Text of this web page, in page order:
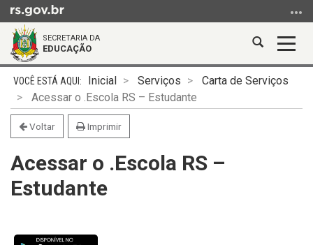
para
conteúdo
menu
para
busca
SECRETARIA DA
EDUCAÇÃO
Abrir
busca
Início
conteúdo
Inicial Serviços
Carta de Serviços
Acessar o .Escola RS – Estudante
Voltar Imprimir
Acessar o .Escola RS –
Estudante